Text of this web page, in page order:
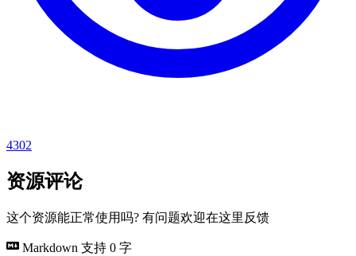
4302
资源评论
这个资源能正常使用吗? 有问题欢迎在这里反馈
Markdown 支持 0 字